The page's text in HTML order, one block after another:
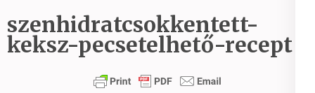
szenhidratcsokkentett-
keksz-pecsetelhető-recept